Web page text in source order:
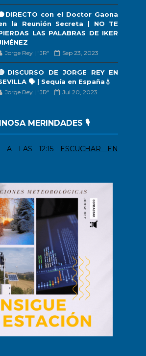
con el Doctor Gaona
la Reunión Secreta | NO TE
LAS PALABRAS DE IKER
Jorge Rey | "JR" Sep 23, 2023
DE JORGE REY EN
🗣 | Sequía en España💧
Jorge Rey | "JR" Jul 20, 2023
MERINDADES 🎙️
A LAS 12:15
ESCUCHAR EN